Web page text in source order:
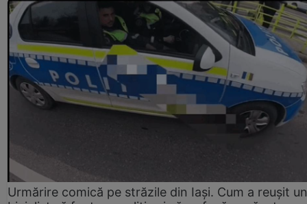
Urmărire comică pe străzile din Iași. Cum a reușit un